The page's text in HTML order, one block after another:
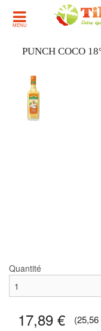
MENU
PUNCH COCO
Quantité
17,89 € (25,56